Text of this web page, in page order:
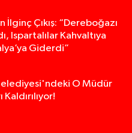
İlginç Çıkış: “Dereboğazı
Ispartalılar Kahvaltıya
Giderdi”
O Müdür
Kaldırılıyor!